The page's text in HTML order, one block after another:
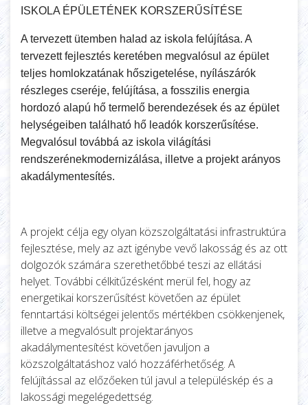
ISKOLA ÉPÜLETÉNEK KORSZERŰSÍTÉSE
A tervezett ütemben halad az iskola felújítása. A
tervezett fejlesztés keretében megvalósul az épület
teljes homlokzatának hőszigetelése, nyílászárók
részleges cseréje, felújítása, a fosszilis energia
hordozó alapú hő termelő berendezések és az épület
helységeiben található hő leadók korszerűsítése.
Megvalósul továbbá az iskola világítási
rendszerénekmodernizálása, illetve a projekt arányos
akadálymentesítés.
A projekt célja egy olyan közszolgáltatási infrastruktúra
fejlesztése, mely az azt igénybe vevő lakosság és az ott
dolgozók számára szerethetőbbé teszi az ellátási
helyet. További célkitűzésként merül fel, hogy az
energetikai korszerűsítést követően az épület
fenntartási költségei jelentős mértékben csökkenjenek,
illetve a megvalósult projektarányos
akadálymentesítést követően javuljon a
közszolgáltatáshoz való hozzáférhetőség. A
felújítással az előzőeken túl javul a településkép és a
lakossági megelégedettség.